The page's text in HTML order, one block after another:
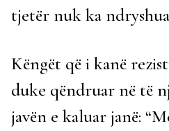
tjetër nuk ka
Këngët që i kanë
duke qëndruar në të
javën e kaluar janë: